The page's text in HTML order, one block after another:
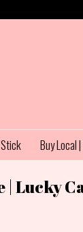
Buy Local
| Lucky